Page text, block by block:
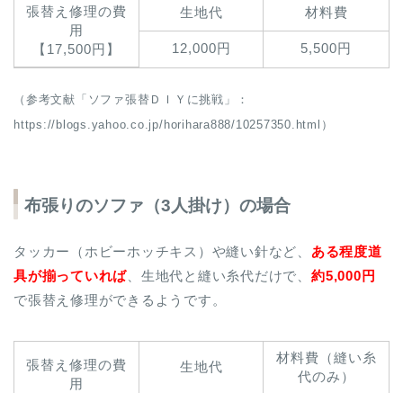
張替え修理の費
用
【17,500円】
生地代 材料費
12,000円 5,500円
（参考文献「ソファ張替ＤＩＹに挑戦」：
https://blogs.yahoo.co.jp/horihara888/10257350.html）
布張りのソファ（3人掛け）の場合
タッカー（ホビーホッチキス）や縫い針など、 ある程度道
具が揃っていれば 、生地代と縫い糸代だけで、 約5,000円
で張替え修理ができるようです。
張替え修理の費
用
生地代
材料費（縫い糸
代のみ）